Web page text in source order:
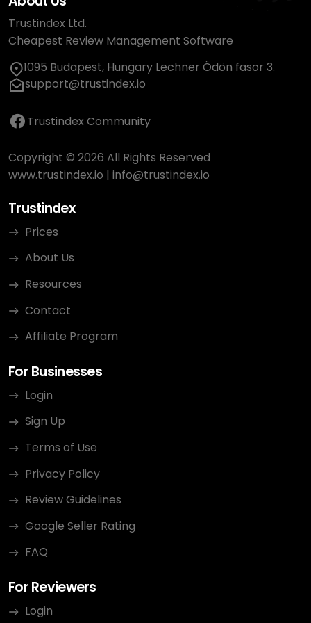
Trustindex Ltd.
Cheapest Review Management Software
1095 Budapest, Hungary Lechner Ödön fasor 3.
support@trustindex.io
Trustindex Community
Copyright © 2026 All Rights Reserved
www.trustindex.io | info@trustindex.io
Trustindex
Prices
About Us
Resources
Contact
Affiliate Program
For Businesses
Login
Sign Up
Terms of Use
Privacy Policy
Review Guidelines
Google Seller Rating
FAQ
For Reviewers
Login